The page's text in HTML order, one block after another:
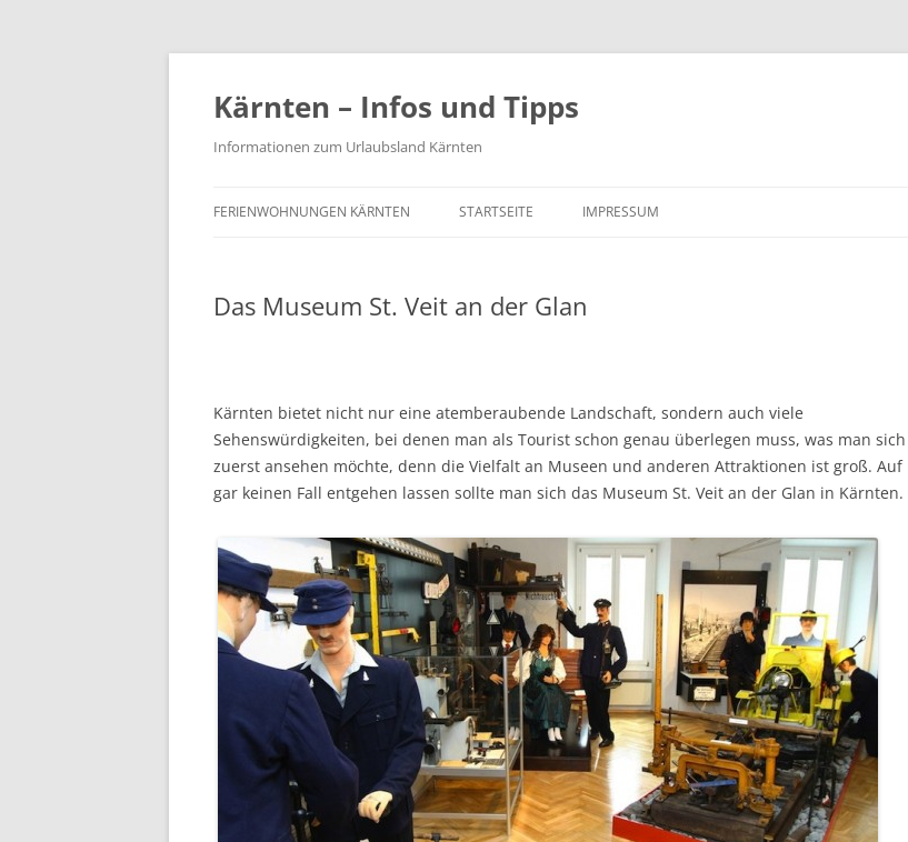
Zum
springen
Kärnten – Infos und Tipps
Informationen zum Urlaubsland Kärnten
FERIENWOHNUNGEN KÄRNTEN STARTSEITE IMPRESSUM
Das Museum St. Veit an der Glan
Kärnten bietet nicht nur eine atemberaubende Landschaft, sondern auch viele
Sehenswürdigkeiten, bei denen man als Tourist schon genau überlegen muss, was man sich
zuerst ansehen möchte, denn die Vielfalt an Museen und anderen Attraktionen ist groß. Auf
gar keinen Fall entgehen lassen sollte man sich das Museum St. Veit an der Glan in Kärnten.